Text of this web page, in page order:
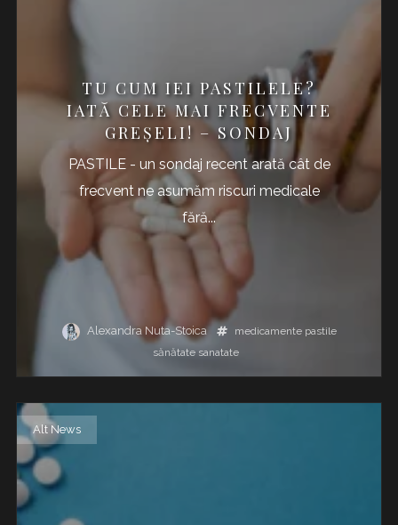
TU CUM IEI PASTILELE?
IATĂ CELE MAI FRECVENTE
GREȘELI! – SONDAJ
PASTILE - un sondaj recent arată cât de
frecvent ne asumăm riscuri medicale
fără...
Alexandra Nuta-Stoica medicamente pastile
sănătate sanatate
Alt News